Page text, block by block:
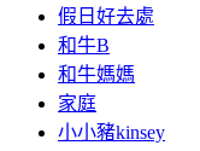
假日好去處
和牛B
和牛媽媽
家庭
小小豬kinsey